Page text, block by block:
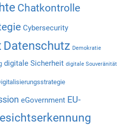
Chatkontrolle
Cybersecurity
Datenschutz Demokratie
digitale Sicherheit digitale Souveränität
eGovernment EU-